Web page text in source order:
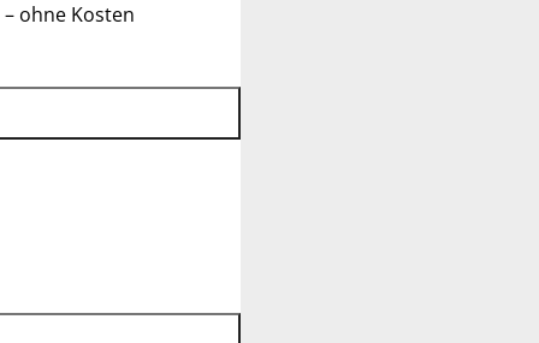
ohne Kosten